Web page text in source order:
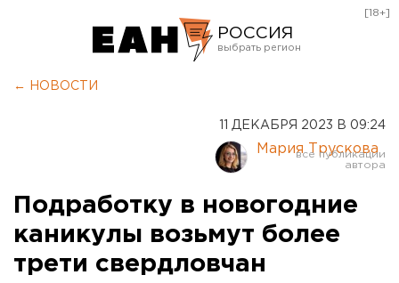
РОССИЯ
Курган
Оренбург
[18+]
← НОВОСТИ
11 ДЕКАБРЯ 2023 В 09:24
Мария Трускова
Подработку в новогодние
каникулы возьмут более
трети свердловчан